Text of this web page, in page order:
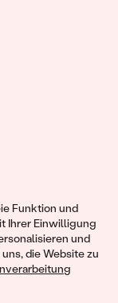
Funktion und
Ihrer Einwilligung
und
die Website zu
und